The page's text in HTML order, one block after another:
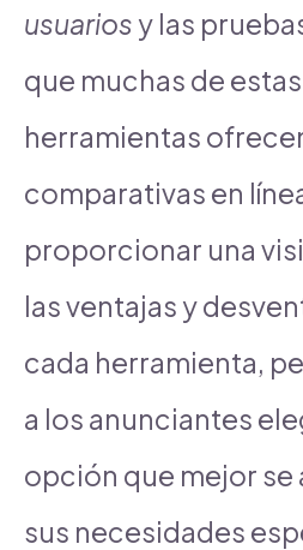
usuarios y las
que muchas de estas
herramientas
comparativas en
proporcionar una
las ventajas y
cada herramienta,
a los anunciantes
opción que mejor se
sus necesidades